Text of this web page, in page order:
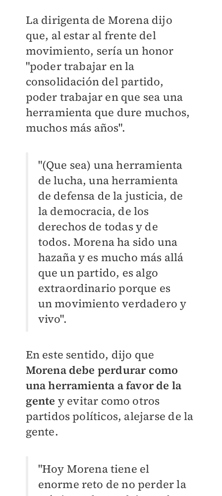
La dirigenta de Morena dijo
que, al estar al frente del
movimiento, sería un honor
"poder trabajar en la
consolidación del partido,
poder trabajar en que sea una
herramienta que dure muchos,
muchos más años".
"(Que sea) una herramienta
de lucha, una herramienta
de defensa de la justicia, de
la democracia, de los
derechos de todas y de
todos. Morena ha sido una
hazaña y es mucho más allá
que un partido, es algo
extraordinario porque es
un movimiento verdadero y
vivo".
En este sentido, dijo que
Morena debe perdurar como
una herramienta a favor de la
gente y evitar como otros
partidos políticos, alejarse de la
gente.
"Hoy Morena tiene el
enorme reto de no perder la